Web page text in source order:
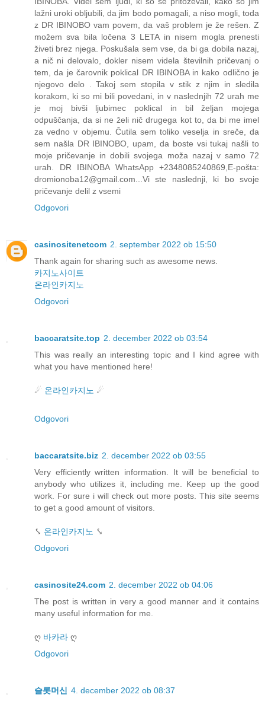
lažni uroki obljubili, da jim bodo pomagali, a niso mogli, toda
z DR IBINOBO vam povem, da vaš problem je že rešen. Z
možem sva bila ločena 3 LETA in nisem mogla prenesti
živeti brez njega. Poskušala sem vse, da bi ga dobila nazaj,
a nič ni delovalo, dokler nisem videla številnih pričevanj o
tem, da je čarovnik poklical DR IBINOBA in kako odlično je
njegovo delo . Takoj sem stopila v stik z njim in sledila
korakom, ki so mi bili povedani, in v naslednjih 72 urah me
je moj bivši ljubimec poklical in bil željan mojega
odpuščanja, da si ne želi nič drugega kot to, da bi me imel
za vedno v objemu. Čutila sem toliko veselja in sreče, da
sem našla DR IBINOBO, upam, da boste vsi tukaj našli to
moje pričevanje in dobili svojega moža nazaj v samo 72
urah. DR IBINOBA WhatsApp +2348085240869,E-pošta:
dromionoba12@gmail.com...Vi ste naslednji, ki bo svoje
pričevanje delil z vsemi
Odgovori
casinositenetcom 2. september 2022 ob 15:50
Thank again for sharing such as awesome news.
카지노사이트
온라인카지노
Odgovori
baccaratsite.top 2. december 2022 ob 03:54
This was really an interesting topic and I kind agree with
what you have mentioned here!
☄ 온라인카지노 ☄
Odgovori
baccaratsite.biz 2. december 2022 ob 03:55
Very efficiently written information. It will be beneficial to
anybody who utilizes it, including me. Keep up the good
work. For sure i will check out more posts. This site seems
to get a good amount of visitors.
⤥ 온라인카지노 ⤥
Odgovori
casinosite24.com 2. december 2022 ob 04:06
The post is written in very a good manner and it contains
many useful information for me.
ღ 바카라 ღ
Odgovori
슬롯머신
4. december 2022 ob 08:37